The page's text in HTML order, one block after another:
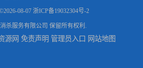
08-07 浙ICP备19032304号-2
杀服务有限公司 保留所有权利.
源网 免责声明 管理员入口 网站地图